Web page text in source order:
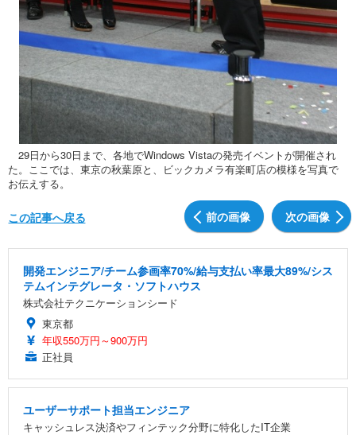
29日から30日まで、各地でWindows Vistaの発売イベントが開催され
た。ここでは、東京の秋葉原と、ビックカメラ有楽町店の模様を写真で
お伝えする。
前の画像 次の画像
この記事へ戻る
開発エンジニア/チーム参画率70%/給与支払い率最大89%/シス
テムインテグレータ・ソフトハウス
株式会社テクニケーションシード
東京都
年収550万円～900万円
正社員
ユーザーサポート担当エンジニア
キャッシュレス決済やフィンテック分野に特化したIT企業